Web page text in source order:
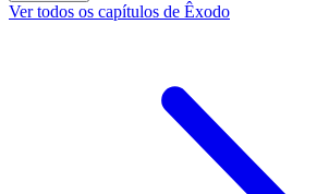
Ver todos os capítulos de Êxodo